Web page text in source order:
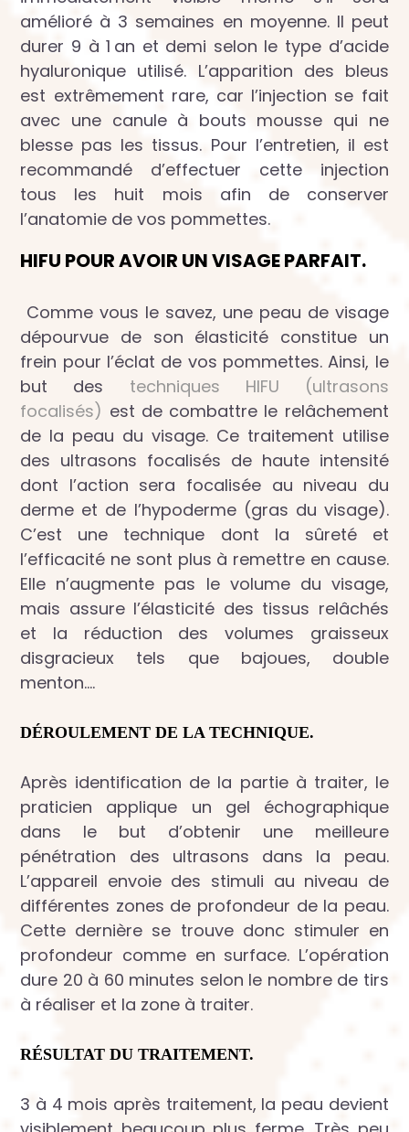
amélioré à 3 semaines en moyenne. Il peut
durer 9 à 1 an et demi selon le type d’acide
hyaluronique utilisé. L’apparition des bleus
est extrêmement rare, car l’injection se fait
avec une canule à bouts mousse qui ne
blesse pas les tissus. Pour l’entretien, il est
recommandé d’effectuer cette injection
tous les huit mois afin de conserver
l’anatomie de vos pommettes.
HIFU POUR AVOIR UN VISAGE PARFAIT.
Comme vous le savez, une peau de visage
dépourvue de son élasticité constitue un
frein pour l’éclat de vos pommettes. Ainsi, le
but des techniques HIFU (ultrasons
focalisés) est de combattre le relâchement
de la peau du visage. Ce traitement utilise
des ultrasons focalisés de haute intensité
dont l’action sera focalisée au niveau du
derme et de l’hypoderme (gras du visage).
C’est une technique dont la sûreté et
l’efficacité ne sont plus à remettre en cause.
Elle n’augmente pas le volume du visage,
mais assure l’élasticité des tissus relâchés
et la réduction des volumes graisseux
disgracieux tels que bajoues, double
menton….
DÉROULEMENT DE LA TECHNIQUE.
Après identification de la partie à traiter, le
praticien applique un gel échographique
dans le but d’obtenir une meilleure
pénétration des ultrasons dans la peau.
L’appareil envoie des stimuli au niveau de
différentes zones de profondeur de la peau.
Cette dernière se trouve donc stimuler en
profondeur comme en surface. L’opération
dure 20 à 60 minutes selon le nombre de tirs
à réaliser et la zone à traiter.
RÉSULTAT DU TRAITEMENT.
3 à 4 mois après traitement, la peau devient